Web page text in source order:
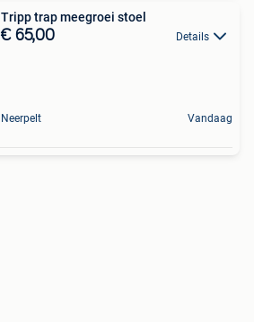
Tripp trap meegroei stoel
€ 65,00 Details
Neerpelt Vandaag